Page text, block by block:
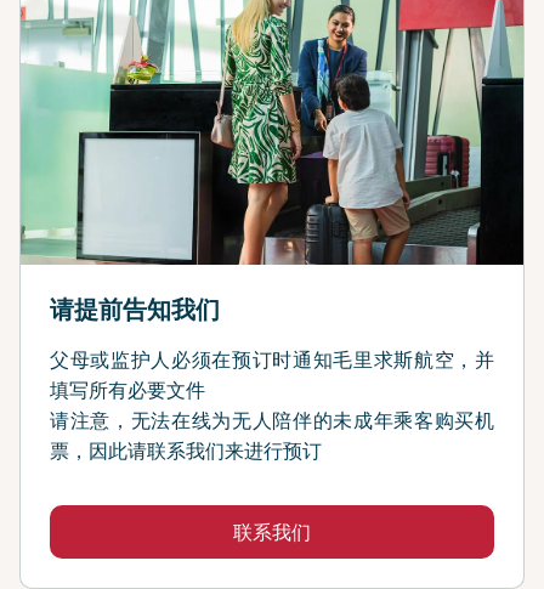
请提前告知我们
父母或监护人必须在预订时通知毛里求斯航空，并
填写所有必要文件
请注意，无法在线为无人陪伴的未成年乘客购买机
票，因此请联系我们来进行预订
联系我们